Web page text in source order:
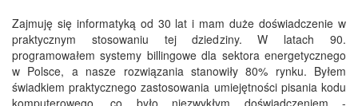
Zajmuję się informatyką od 30 lat i mam duże doświadczenie w
praktycznym stosowaniu tej dziedziny. W latach 90.
programowałem systemy billingowe dla sektora energetycznego
w Polsce, a nasze rozwiązania stanowiły 80% rynku. Byłem
świadkiem praktycznego zastosowania umiejętności pisania kodu
komputerowego, co było niezwykłym doświadczeniem -